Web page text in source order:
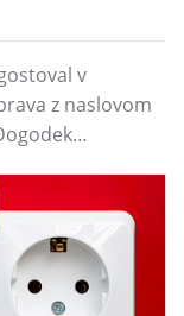
v
z naslovom